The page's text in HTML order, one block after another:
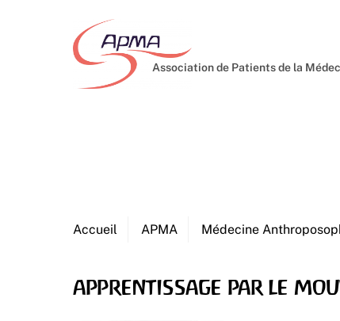
Association de Patients de la
Accueil APMA Médecine
apprentissage par le